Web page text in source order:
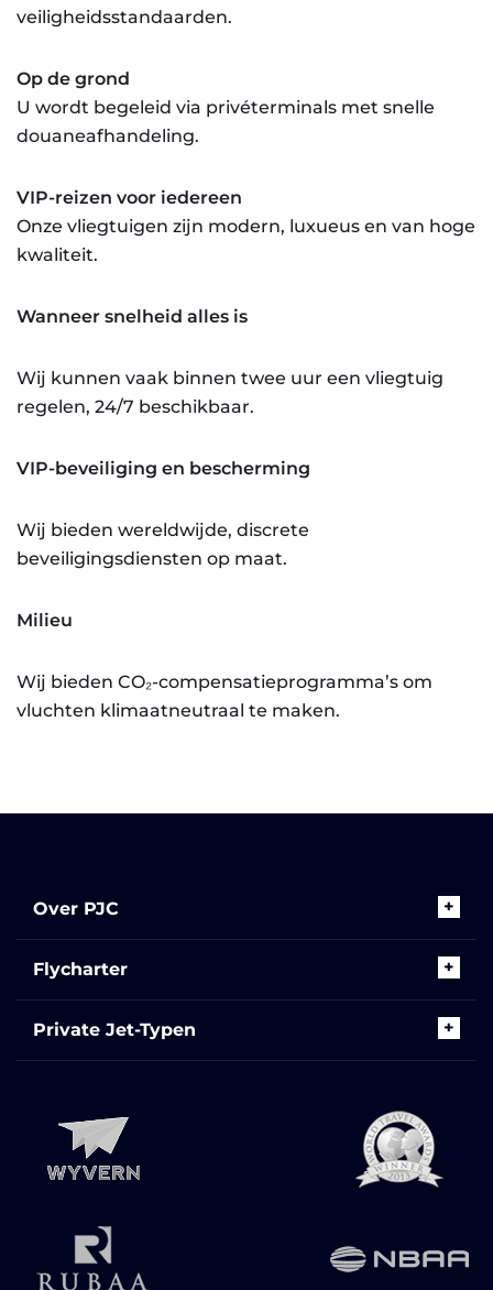
veiligheidsstandaarden.
Op de grond
U wordt begeleid via privéterminals met snelle
douaneafhandeling.
VIP-reizen voor iedereen
Onze vliegtuigen zijn modern, luxueus en van hoge
kwaliteit.
Wanneer snelheid alles is
Wij kunnen vaak binnen twee uur een vliegtuig
regelen, 24/7 beschikbaar.
VIP-beveiliging en bescherming
Wij bieden wereldwijde, discrete
beveiligingsdiensten op maat.
Milieu
Wij bieden CO₂-compensatieprogramma’s om
vluchten klimaatneutraal te maken.
Over PJC
Flycharter
Private Jet-Typen